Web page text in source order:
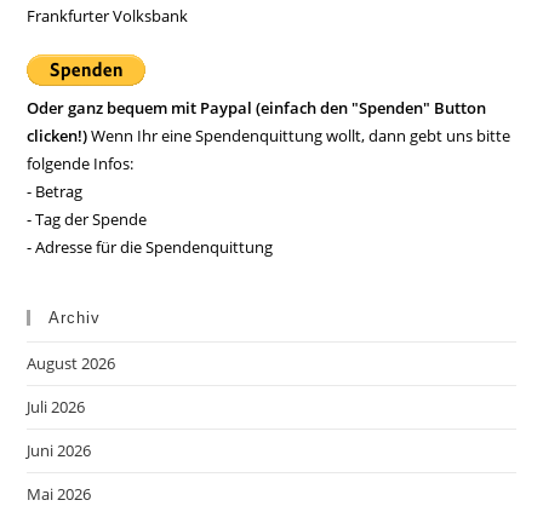
Frankfurter Volksbank
Oder ganz bequem mit Paypal (einfach den "Spenden" Button
clicken!)Wenn Ihr eine Spendenquittung wollt, dann gebt uns bitte
folgende Infos:
- Betrag
- Tag der Spende
- Adresse für die Spendenquittung
Archiv
August 2026
Juli 2026
Juni 2026
Mai 2026